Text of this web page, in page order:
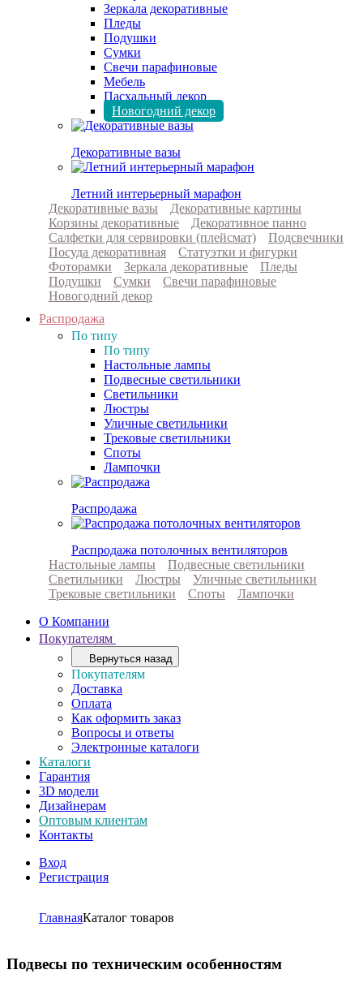
Зеркала декоративные
Пледы
Подушки
Сумки
Свечи парафиновые
Мебель
Пасхальный декор
Новогодний декор
Декоративные вазы
Летний интерьерный марафон
Декоративные вазы
Декоративные картины
Корзины декоративные
Декоративное панно
Салфетки для сервировки (плейсмат)
Подсвечники
Посуда декоративная
Статуэтки и фигурки
Фоторамки
Зеркала декоративные
Пледы
Подушки
Сумки
Свечи парафиновые
Новогодний декор
Распродажа
По типу
По типу
Настольные лампы
Подвесные светильники
Светильники
Люстры
Уличные светильники
Трековые светильники
Споты
Лампочки
Распродажа
Распродажа потолочных вентиляторов
Настольные лампы
Подвесные светильники
Светильники
Люстры
Уличные светильники
Трековые светильники
Споты
Лампочки
О Компании
Покупателям
Вернуться назад
Покупателям
Доставка
Оплата
Как оформить заказ
Вопросы и ответы
Электронные каталоги
Каталоги
Гарантия
3D модели
Дизайнерам
Оптовым клиентам
Контакты
Вход
Регистрация
ГлавнаяКаталог товаров
Подвесы по техническим особенностям